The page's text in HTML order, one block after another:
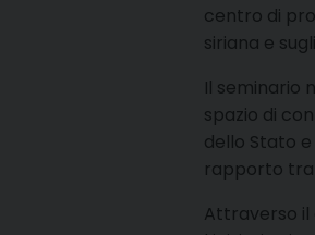
centro di
siriana e
Il seminario
spazio di
dello Stato
rapporto tra
Attraverso